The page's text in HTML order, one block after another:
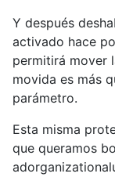
Y después
activado hace
permitirá mover
movida es más
parámetro.
Esta misma
que queramos